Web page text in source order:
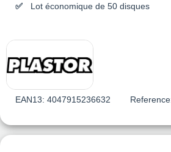
Lot économique de 50 disques
EAN13: 4047915236632